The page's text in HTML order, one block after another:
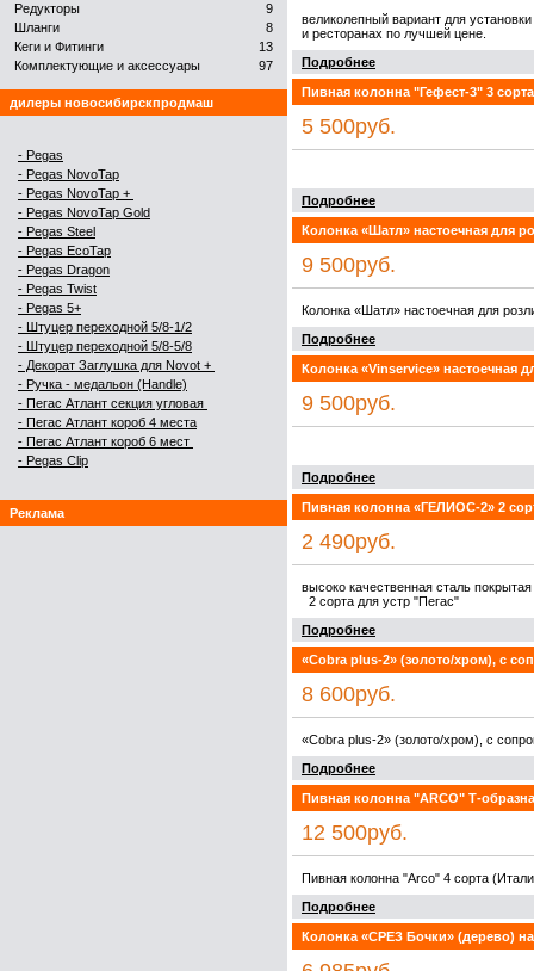
9
Редукторы
8
Шланги
13
Кеги и Фитинги
97
Комплектующие и аксеcсуары
дилеры новосибирскпродмаш
- Pegas
- Pegas NovoTap
- Pegas NovoTap +
- Pegas NovoTap Gold
- Pegas Steel
- Pegas EcoTap
- Pegas Dragon
- Pegas Twist
- Pegas 5+
- Штуцер переходной 5/8-1/2
- Штуцер переходной 5/8-5/8
- Декорат Заглушка для Novot +
- Ручка - медальон (Handle)
- Пегас Атлант секция угловая
- Пегас Атлант короб 4 места
- Пегас Атлант короб 6 мест
- Pegas Clip
Реклама
великолепный вариант для
и ресторанах по лучшей цене.
Подробнее
Пивная колонна "Гефест-3" 3
5 500руб.
Подробнее
Колонка «Шатл» настоечная для
9 500руб.
Колонка «Шатл» настоечная для
Подробнее
Колонка «Vinserviсe» настоечная
9 500руб.
Подробнее
Пивная колонна «ГЕЛИОС-2» 2
2 490руб.
высоко качественная сталь
2 сорта для устр "Пегас"
Подробнее
«Cobra plus-2» (золото/хром), с
8 600руб.
«Cobra plus-2» (золото/хром), с
Подробнее
Пивная колонна "ARСO" Т-
12 500руб.
Пивная колонна "Arco" 4 сорта
Подробнее
Колонка «СРЕЗ Бочки» (дерево)